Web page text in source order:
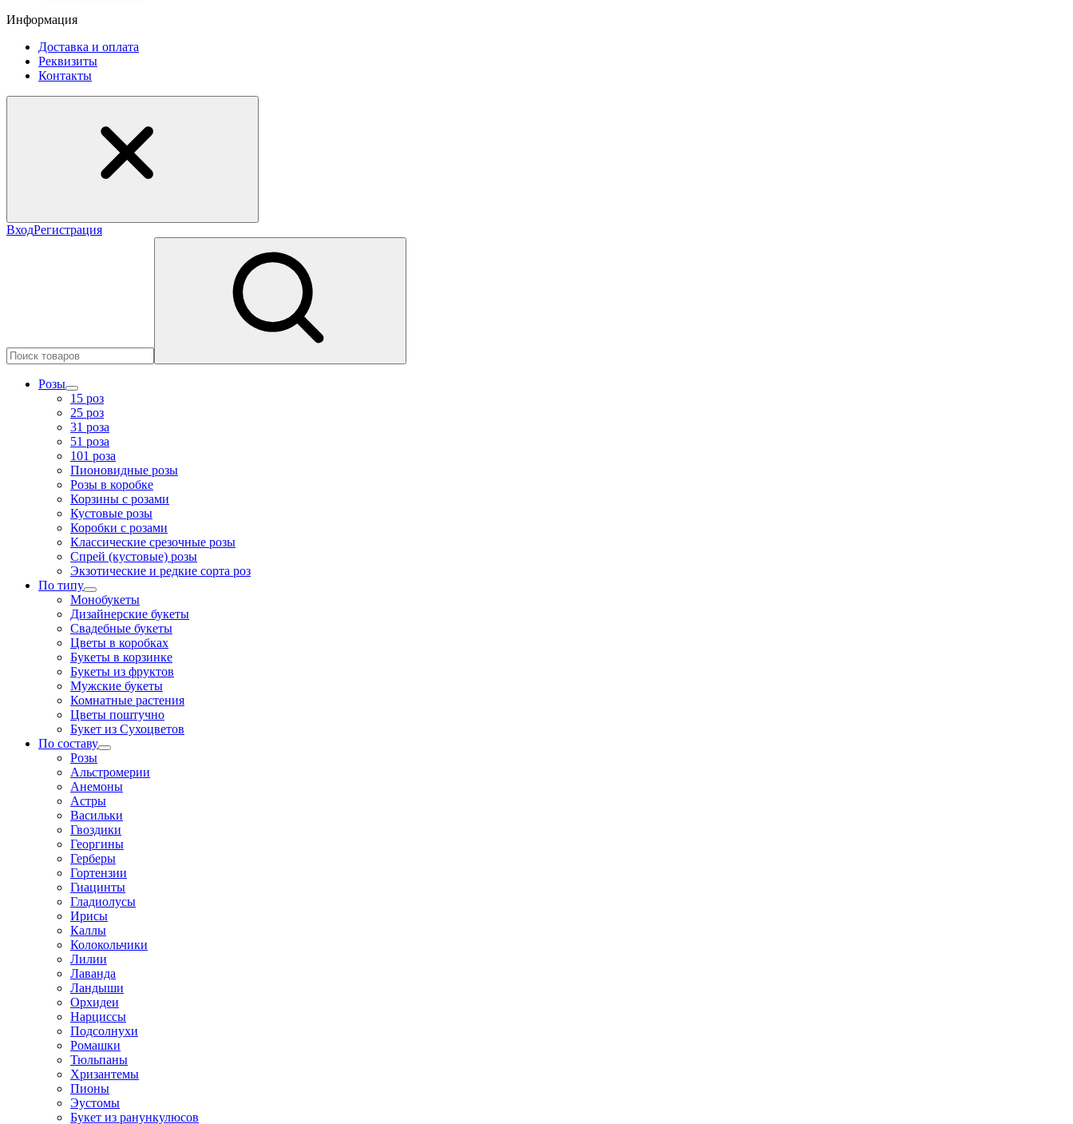
Информация
Доставка и оплата
Реквизиты
Контакты
ВходРегистрация
Розы
15 роз
25 роз
31 роза
51 роза
101 роза
Пионовидные розы
Розы в коробке
Корзины с розами
Кустовые розы
Коробки с розами
Классические срезочные розы
Спрей (кустовые) розы
Экзотические и редкие сорта роз
По типу
Монобукеты
Дизайнерские букеты
Свадебные букеты
Цветы в коробках
Букеты в корзинке
Букеты из фруктов
Мужские букеты
Комнатные растения
Цветы поштучно
Букет из Сухоцветов
По составу
Розы
Альстромерии
Анемоны
Астры
Васильки
Гвоздики
Георгины
Герберы
Гортензии
Гиацинты
Гладиолусы
Ирисы
Каллы
Колокольчики
Лилии
Лаванда
Ландыши
Орхидеи
Нарциссы
Подсолнухи
Ромашки
Тюльпаны
Хризантемы
Пионы
Эустомы
Букет из ранункулюсов